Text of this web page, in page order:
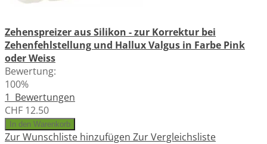
Zehenspreizer aus Silikon - zur Korrektur bei
Zehenfehlstellung und Hallux Valgus in Farbe Pink
oder Weiss
Bewertung:
100%
1 Bewertungen
CHF 12.50
In den Warenkorb
Zur Wunschliste hinzufügen Zur Vergleichsliste